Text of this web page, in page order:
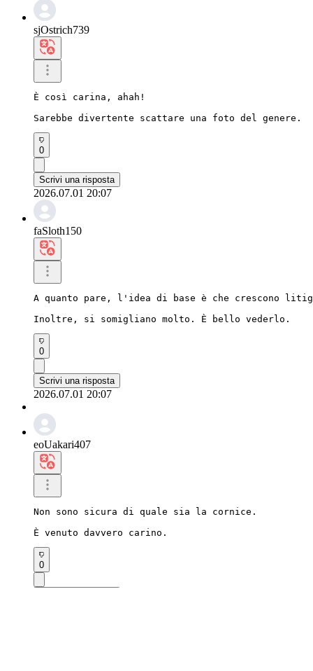
sjOstrich739
È così carina, ahah!
Sarebbe divertente scattare una foto del genere.
0
Scrivi una risposta
2026.07.01 20:07
faSloth150
A quanto pare, l'idea di base è che crescono
Inoltre, si somigliano molto. È bello vederlo.
0
Scrivi una risposta
2026.07.01 20:07
eoUakari407
Non sono sicura di quale sia la cornice.
È venuto davvero carino.
0